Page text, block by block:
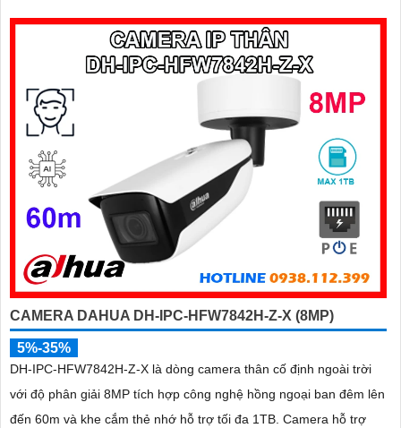
CAMERA DAHUA DH-IPC-HFW7842H-Z-X (8MP)
5%-35%
DH-IPC-HFW7842H-Z-X là dòng camera thân cố định ngoài trời
với độ phân giải 8MP tích hợp công nghệ hồng ngoại ban đêm lên
đến 60m và khe cắm thẻ nhớ hỗ trợ tối đa 1TB. Camera hỗ trợ